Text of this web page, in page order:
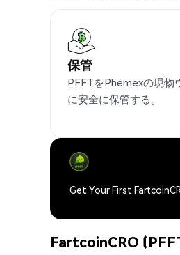
保管
PFFTをPhemexの現物
に安全に保管する。
Get Your First
FartcoinCRO